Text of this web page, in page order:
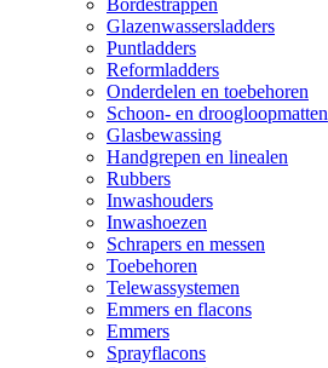
Glazenwassersladders
Puntladders
Reformladders
Onderdelen en toebehoren
Schoon- en droogloopmatten
Glasbewassing
Handgrepen en linealen
Rubbers
Inwashouders
Inwashoezen
Schrapers en messen
Toebehoren
Telewassystemen
Emmers en flacons
Emmers
Sprayflacons